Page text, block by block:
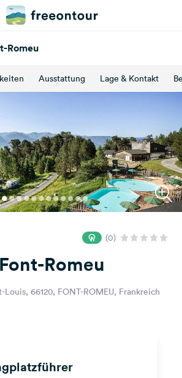
Romeu
Ausstattung Lage & Kontakt
(0)
Romeu
66120, FONT-ROMEU, Frankreich